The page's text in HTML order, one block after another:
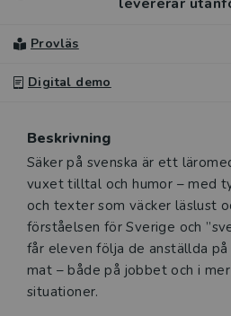
Provläs
Digital demo
Beskrivning
Beskrivning
Säker på svenska är ett
vuxet tilltal och humor – med
och texter som väcker läslust
förståelsen för Sverige och
får eleven följa de anställda
mat – både på jobbet och i
situationer.